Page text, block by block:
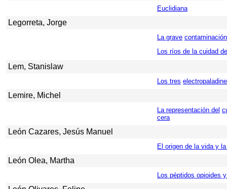
Euclidiana
Legorreta, Jorge
La grave
Los ríos de la cuidad
Lem, Stanislaw
Los tres
Lemire, Michel
La representación del
cera
León Cazares, Jesús Manuel
El origen de la vida y
León Olea, Martha
Los péptidos opioides